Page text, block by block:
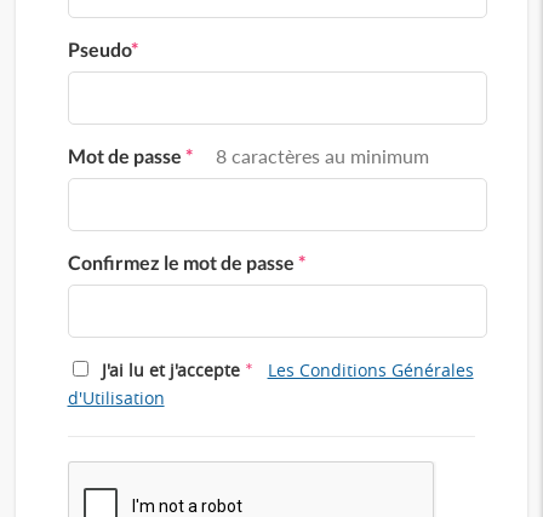
Pseudo*
Mot de passe * 8 caractères au minimum
Confirmez le mot de passe *
J'ai lu et j'accepte *
Les Conditions Générales
d'Utilisation